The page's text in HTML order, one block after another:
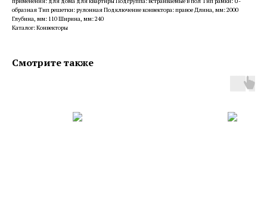
образная Тип решетки: рулонная Подключение конвектора: правое Длина, мм: 2000
Глубина, мм: 110 Ширина, мм: 240
Каталог: Конвекторы
Смотрите также